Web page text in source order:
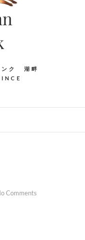
ンク 湖畔
Comments